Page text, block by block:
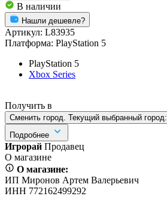
В наличии
Нашли дешевле?
Артикул: L83935
Платформа: PlayStation 5
PlayStation 5
Xbox Series
Получить в
Сменить город. Текущий выбранный город:
Подробнее
Игрорай Продавец
О магазине
О магазине:
ИП Миронов Артем Валерьевич
ИНН 772162499292